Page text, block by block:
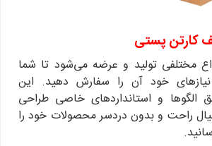
کارتن پستی
مختلفی تولید و عرضه می‌شود تا شما
نیازهای خود آن‌ را سفارش دهید. این
الگوها و استانداردهای خاصی طراحی
راحت و بدون دردسر محصولات خود را